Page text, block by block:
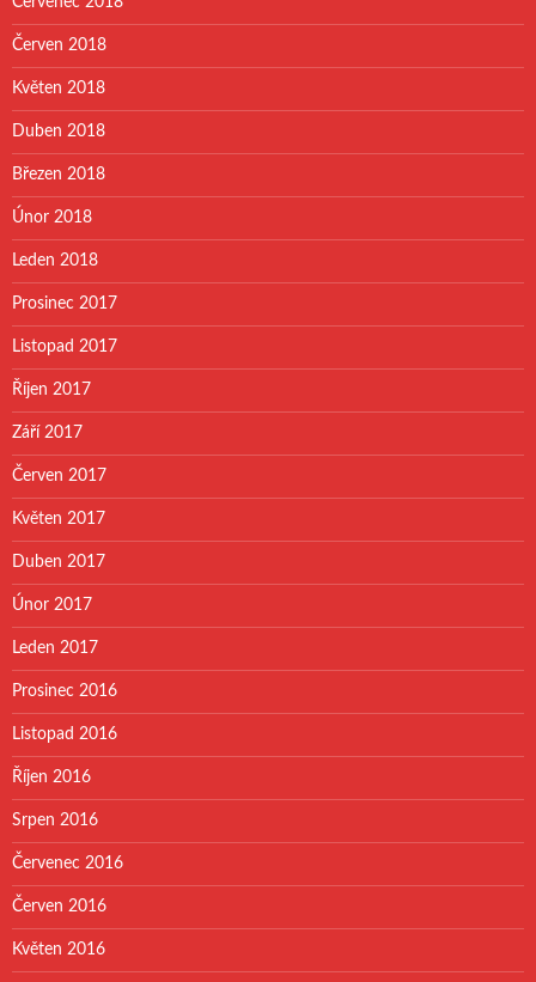
Červen 2018
Květen 2018
Duben 2018
Březen 2018
Únor 2018
Leden 2018
Prosinec 2017
Listopad 2017
Říjen 2017
Září 2017
Červen 2017
Květen 2017
Duben 2017
Únor 2017
Leden 2017
Prosinec 2016
Listopad 2016
Říjen 2016
Srpen 2016
Červenec 2016
Červen 2016
Květen 2016